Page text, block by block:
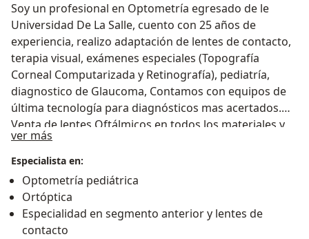
Soy un profesional en Optometría egresado de le
Universidad De La Salle, cuento con 25 años de
experiencia, realizo adaptación de lentes de contacto,
terapia visual, exámenes especiales (Topografía
Corneal Computarizada y Retinografía), pediatría,
diagnostico de Glaucoma, Contamos con equipos de
última tecnología para diagnósticos mas acertados.
Venta de lentes Oftálmicos en todos los materiales y
fabricados con los mejores diseños en Tecnología
Digital Venta de monturas en diferentes marcas y
diseños con garantía de originalidad garantizada
ver más
Especialista en:
Optometría pediátrica
Ortóptica
Especialidad en segmento anterior y lentes de
contacto